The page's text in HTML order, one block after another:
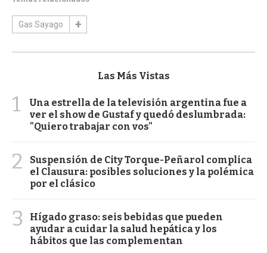
Gas Sayago
Las Más Vistas
1
Una estrella de la televisión argentina fue a
ver el show de Gustaf y quedó deslumbrada:
"Quiero trabajar con vos"
2
Suspensión de City Torque-Peñarol complica
el Clausura: posibles soluciones y la polémica
por el clásico
3
Hígado graso: seis bebidas que pueden
ayudar a cuidar la salud hepática y los
hábitos que las complementan